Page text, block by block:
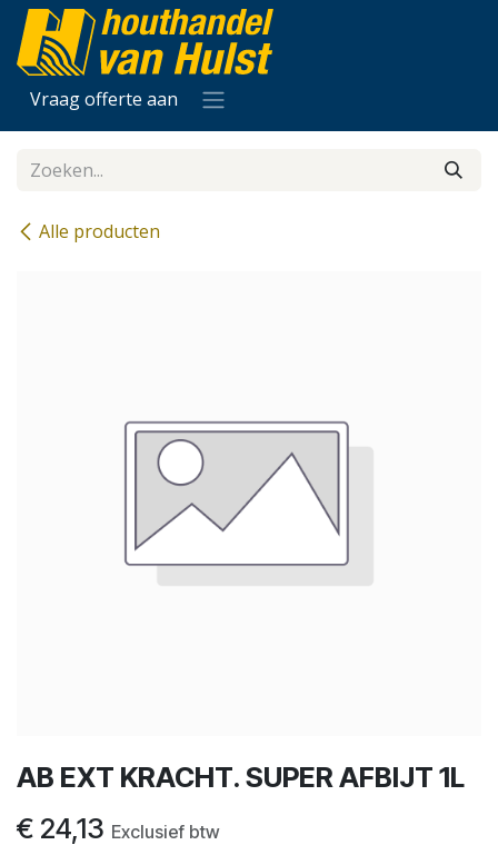
Overslaan naar inhoud
Vraag offerte aan
Alle producten
AB EXT KRACHT. SUPER AFBIJT 1L
€ 24,13 Exclusief btw